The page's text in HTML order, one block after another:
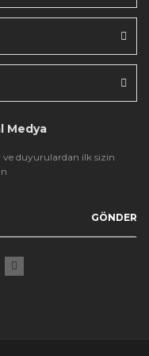
Medya
duyurulardan ilk sizin
GÖNDER